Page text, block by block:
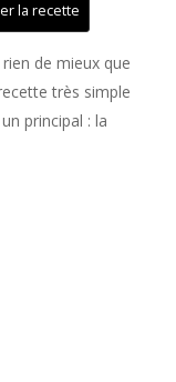
la recette
de mieux que
très simple
principal : la